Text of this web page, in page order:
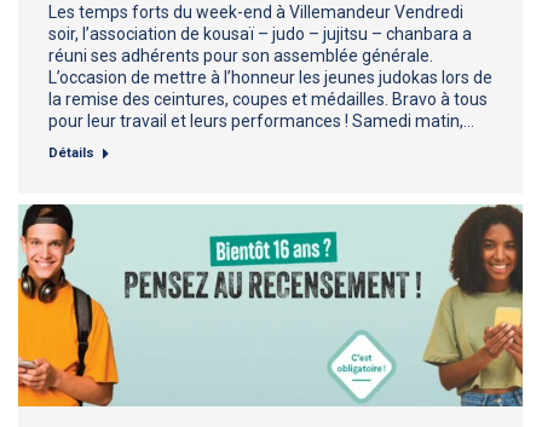
Les temps forts du week-end à Villemandeur Vendredi
soir, l’association de kousaï – judo – jujitsu – chanbara a
réuni ses adhérents pour son assemblée générale.
L’occasion de mettre à l’honneur les jeunes judokas lors de
la remise des ceintures, coupes et médailles. Bravo à tous
pour leur travail et leurs performances ! Samedi matin,…
Détails